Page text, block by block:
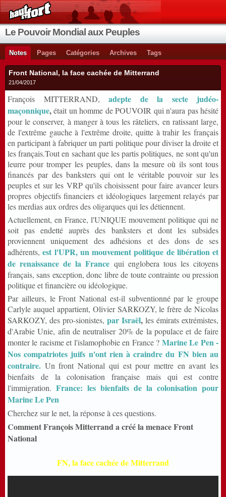
Le Pouvoir Mondial aux Peuples
Notes Pages Catégories Archives Tags
Front National, la face cachée de Mitterrand
21/04/2017
François MITTERRAND, adepte de la secte judéo-
maçonnique,était un homme de POUVOIR qui n'aura pas hésité
pour le conserver, à manger à tous les râteliers, en ratissant large,
de l'extrême gauche à l'extrême droite, quitte à trahir les français
en participant à fabriquer un parti politique pour diviser la droite et
les français.Tout en sachant que les partis politiques, ne sont qu'un
leurre pour tromper les peuples, dans la mesure où ils sont tous
financés par des banksters qui ont le véritable pouvoir sur les
peuples et sur les VRP qu'ils choisissent pour faire avancer leurs
propres objectifs financiers et idéologiques largement relayés par
les merdias aux ordres des oligarques qui les détiennent.
Actuellement, en France, l'UNIQUE mouvement politique qui ne
soit pas endetté auprès des banksters et dont les subsides
proviennent uniquement des adhésions et des dons de ses
adhérents,est l'UPR, un mouvement politique de libération et
de renaissance de la France qui englobera tous les citoyens
français, sans exception, donc libre de toute contrainte ou pression
politique et financière ou idéologique.
Par ailleurs, le Front National est-il subventionné par le groupe
Carlyle auquel appartient, Olivier SARKOZY, le frère de Nicolas
SARKOZY, des pro-sionistes, par Israël, les émirats extrémistes,
d'Arabie Unie, afin de neutraliser 20% de la populace et de faire
monter le racisme et l'islamophobie en France ? Marine Le Pen -
Nos compatriotes juifs n'ont rien à craindre du FN bien au
contraire. Un front National qui est pour mettre en avant les
bienfaits de la colonisation française mais qui est contre
l'immigration. France: les bienfaits de la colonisation pour
Marine Le Pen
Cherchez sur le net, la réponse à ces questions.
Comment François Mitterrand a créé la menace Front
National
FN, la face cachée de Mitterrand